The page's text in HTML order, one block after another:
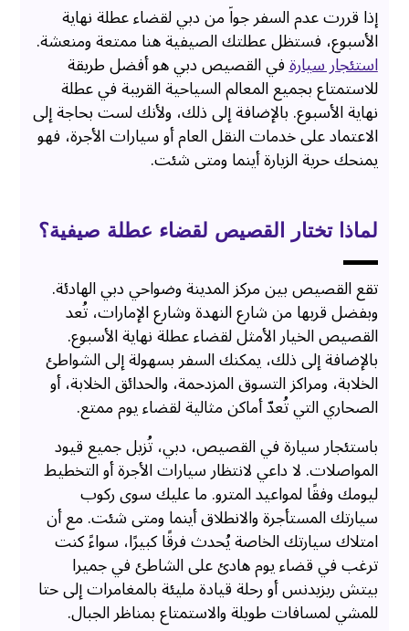
إذا قررت عدم السفر جواً من دبي لقضاء عطلة نهاية
الأسبوع، فستظل عطلتك الصيفية هنا ممتعة ومنعشة.
استئجار سيارةفي القصيص دبي هو أفضل طريقة
للاستمتاع بجميع المعالم السياحية القريبة في عطلة
نهاية الأسبوع. بالإضافة إلى ذلك، ولأنك لست بحاجة إلى
الاعتماد على خدمات النقل العام أو سيارات الأجرة، فهو
يمنحك حرية الزيارة أينما ومتى شئت.
لماذا تختار القصيص لقضاء عطلة صيفية؟
تقع القصيص بين مركز المدينة وضواحي دبي الهادئة.
وبفضل قربها من شارع النهدة وشارع الإمارات، تُعد
القصيص الخيار الأمثل لقضاء عطلة نهاية الأسبوع.
بالإضافة إلى ذلك، يمكنك السفر بسهولة إلى الشواطئ
الخلابة، ومراكز التسوق المزدحمة، والحدائق الخلابة، أو
الصحاري التي تُعدّ أماكن مثالية لقضاء يوم ممتع.
باستئجار سيارة في القصيص، دبي، تُزيل جميع قيود
المواصلات. لا داعي لانتظار سيارات الأجرة أو التخطيط
ليومك وفقًا لمواعيد المترو. ما عليك سوى ركوب
سيارتك المستأجرة والانطلاق أينما ومتى شئت. مع أن
امتلاك سيارتك الخاصة يُحدث فرقًا كبيرًا، سواءً كنت
ترغب في قضاء يوم هادئ على الشاطئ في جميرا
بيتش ريزيدنس أو رحلة قيادة مليئة بالمغامرات إلى حتا
للمشي لمسافات طويلة والاستمتاع بمناظر الجبال.